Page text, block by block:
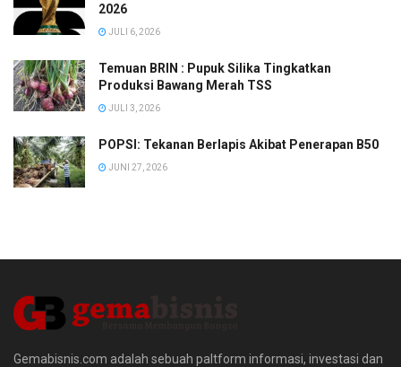
2026
JULI 6, 2026
Temuan BRIN : Pupuk Silika Tingkatkan
Produksi Bawang Merah TSS
JULI 3, 2026
POPSI: Tekanan Berlapis Akibat Penerapan B50
JUNI 27, 2026
Gemabisnis.com adalah sebuah paltform informasi, investasi dan